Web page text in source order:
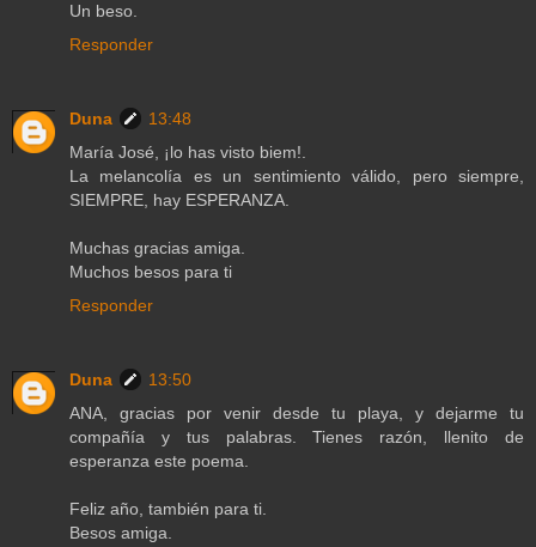
Un beso.
Responder
Duna
13:48
María José, ¡lo has visto biem!.
La melancolía es un sentimiento válido, pero siempre,
SIEMPRE, hay ESPERANZA.
Muchas gracias amiga.
Muchos besos para ti
Responder
Duna
13:50
ANA, gracias por venir desde tu playa, y dejarme tu
compañía y tus palabras. Tienes razón, llenito de
esperanza este poema.
Feliz año, también para ti.
Besos amiga.